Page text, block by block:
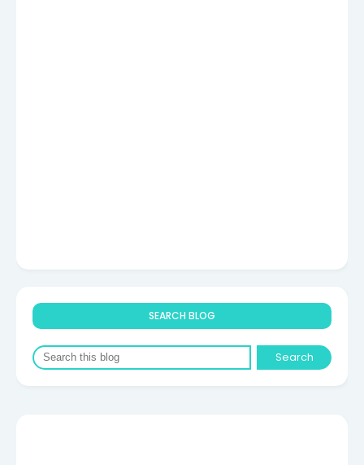
SEARCH BLOG